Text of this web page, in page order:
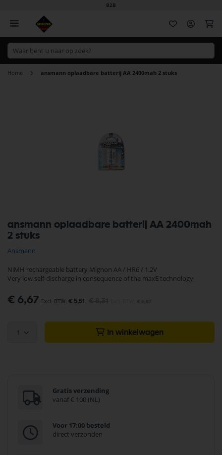
B2B
Home ansmann oplaadbare batterij AA 2400mah 2 stuks
ansmann oplaadbare batterij AA 2400mah
2 stuks
Ansmann
NiMH rechargeable battery Mignon AA / HR6 / 1.2V
Very low self-discharge in consequence of the maxE technology
Speciale
€ 6,67 € 5,51
1 In winkelwagen
Gratis verzending
vanaf € 100 (NL)
Voor 17:00 besteld
direct verzonden
naar
het
van
afbeeldingen-
gallerij